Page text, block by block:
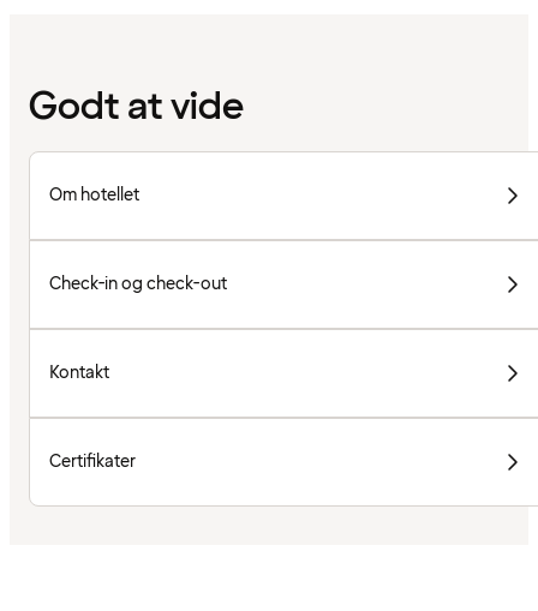
Godt at vide
Om hotellet
Check-in og check-out
Kontakt
Certifikater